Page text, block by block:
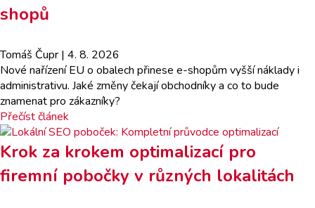
shopů
Tomáš Čupr | 4. 8. 2026
Nové nařízení EU o obalech přinese e-shopům vyšší náklady i
administrativu. Jaké změny čekají obchodníky a co to bude
znamenat pro zákazníky?
Přečíst článek
Krok za krokem optimalizací pro
firemní pobočky v různých lokalitách